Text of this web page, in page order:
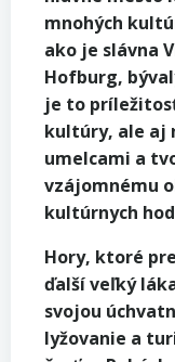
mnohých
ako je slávna
Hofburg,
je to
kultúry, ale aj
umelcami a
vzájomnému
kultúrnych
Hory, ktoré
ďalší veľký
svojou
lyžovanie a